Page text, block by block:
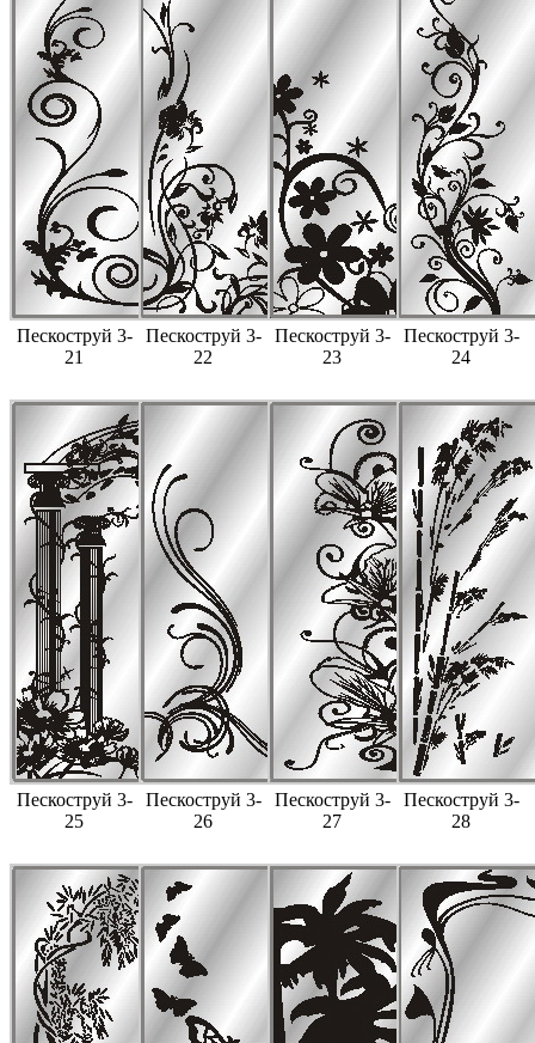
Пескоструй 3-
21
Пескоструй 3-
22
Пескоструй 3-
23
Пескоструй 3-
24
Пескоструй 3-
25
Пескоструй 3-
26
Пескоструй 3-
27
Пескоструй 3-
28